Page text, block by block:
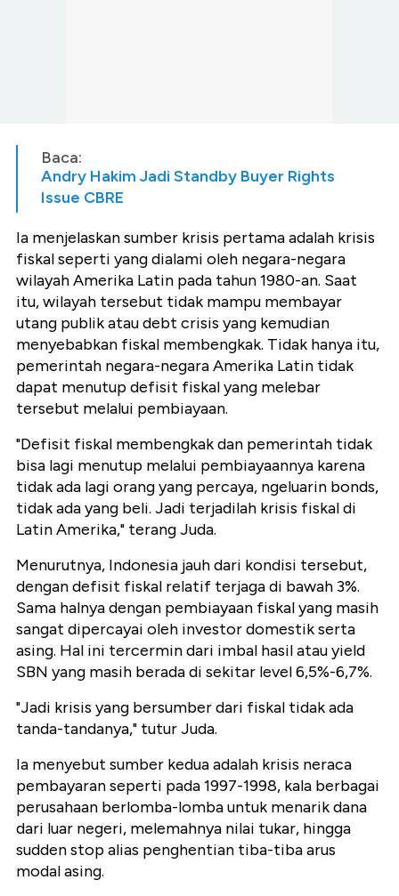
Baca:
Andry Hakim Jadi Standby Buyer Rights
Issue CBRE
Ia menjelaskan sumber krisis pertama adalah krisis
fiskal seperti yang dialami oleh negara-negara
wilayah Amerika Latin pada tahun 1980-an. Saat
itu, wilayah tersebut tidak mampu membayar
utang publik atau debt crisis yang kemudian
menyebabkan fiskal membengkak. Tidak hanya itu,
pemerintah negara-negara Amerika Latin tidak
dapat menutup defisit fiskal yang melebar
tersebut melalui pembiayaan.
"Defisit fiskal membengkak dan pemerintah tidak
bisa lagi menutup melalui pembiayaannya karena
tidak ada lagi orang yang percaya, ngeluarin bonds,
tidak ada yang beli. Jadi terjadilah krisis fiskal di
Latin Amerika," terang Juda.
Menurutnya, Indonesia jauh dari kondisi tersebut,
dengan defisit fiskal relatif terjaga di bawah 3%.
Sama halnya dengan pembiayaan fiskal yang masih
sangat dipercayai oleh investor domestik serta
asing. Hal ini tercermin dari imbal hasil atau yield
SBN yang masih berada di sekitar level 6,5%-6,7%.
"Jadi krisis yang bersumber dari fiskal tidak ada
tanda-tandanya," tutur Juda.
Ia menyebut sumber kedua adalah krisis neraca
pembayaran seperti pada 1997-1998, kala berbagai
perusahaan berlomba-lomba untuk menarik dana
dari luar negeri, melemahnya nilai tukar, hingga
sudden stop alias penghentian tiba-tiba arus
modal asing.